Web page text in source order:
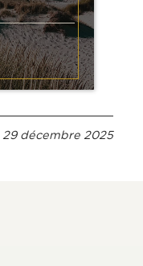
29 décembre 2025